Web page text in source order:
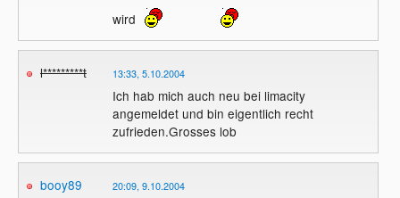
wird
l*********t 13:33, 5.10.2004
Ich hab mich auch neu bei limacity
angemeldet und bin eigentlich recht
zufrieden.Grosses lob
booy89
20:09, 9.10.2004